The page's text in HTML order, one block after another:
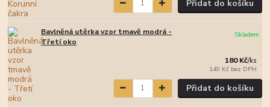
Přidat do košíku
Bavlněná utěrka vzor tmavě modrá -
Třetí oko
180 Kč/ks
149 Kč bez DPH
Skladem
Přidat do košíku